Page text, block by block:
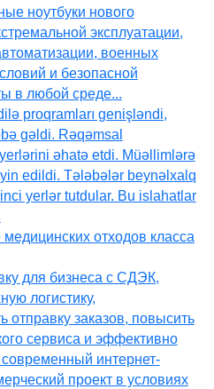
ноутбуки нового
эксплуатации,
военных
и безопасной
в любой среде...
proqramları genişləndi,
gəldi. Rəqəmsal
əhatə etdi. Müəllimlərə
edildi. Tələbələr beynəlxalq
yerlər tutdular. Bu islahatlar
отходов класса
для бизнеса с СДЭК,
логистику,
отправку заказов, повысить
сервиса и эффективно
интернет-
проект в условиях